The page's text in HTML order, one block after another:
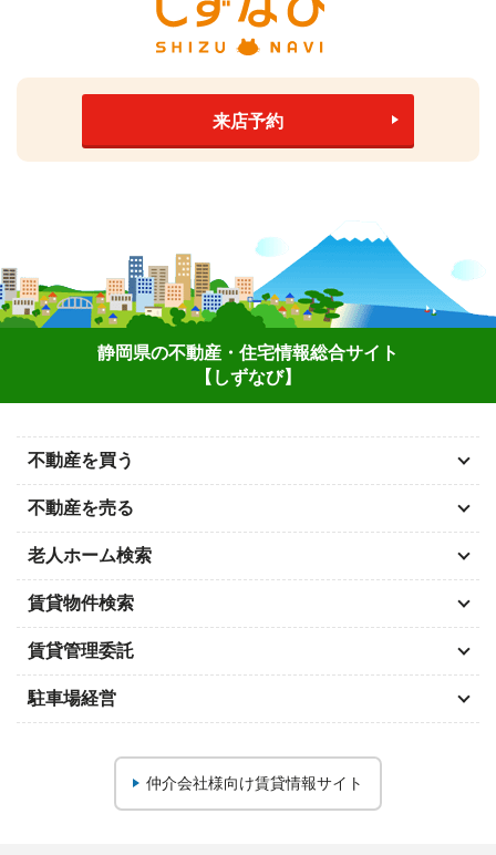
来店予約
静岡県の不動産・住宅情報総合サイト
【しずなび】
不動産を買う
不動産を売る
老人ホーム検索
賃貸物件検索
賃貸管理委託
駐車場経営
仲介会社様向け賃貸情報サイト